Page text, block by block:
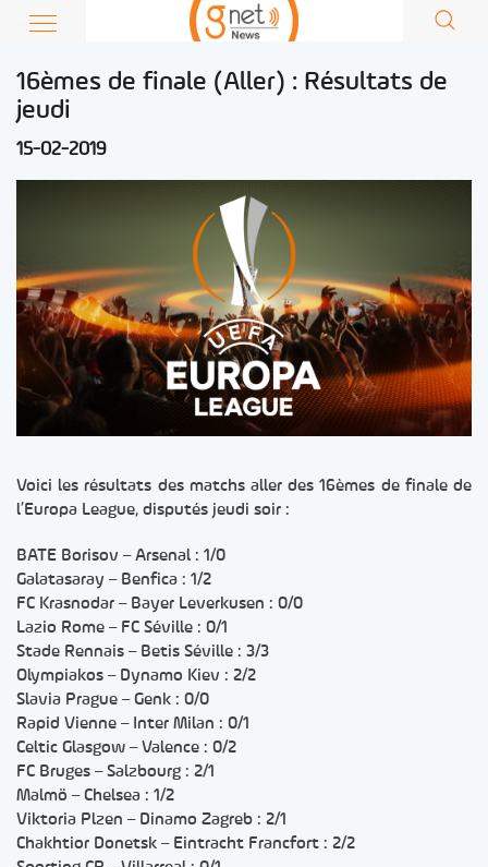
16èmes de finale (Aller) : Résultats de
jeudi
15-02-2019
Voici les résultats des matchs aller des 16èmes de finale de
l’Europa League, disputés jeudi soir :
BATE Borisov – Arsenal : 1/0
Galatasaray – Benfica : 1/2
FC Krasnodar – Bayer Leverkusen : 0/0
Lazio Rome – FC Séville : 0/1
Stade Rennais – Betis Séville : 3/3
Olympiakos – Dynamo Kiev : 2/2
Slavia Prague – Genk : 0/0
Rapid Vienne – Inter Milan : 0/1
Celtic Glasgow – Valence : 0/2
FC Bruges – Salzbourg : 2/1
Malmö – Chelsea : 1/2
Viktoria Plzen – Dinamo Zagreb : 2/1
Chakhtior Donetsk – Eintracht Francfort : 2/2